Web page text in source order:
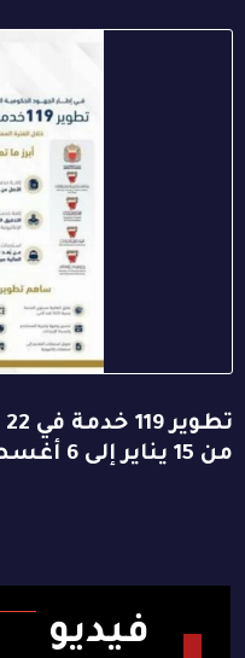
من 15 يناير إلى 6 أغسطس الجاري
فيديو